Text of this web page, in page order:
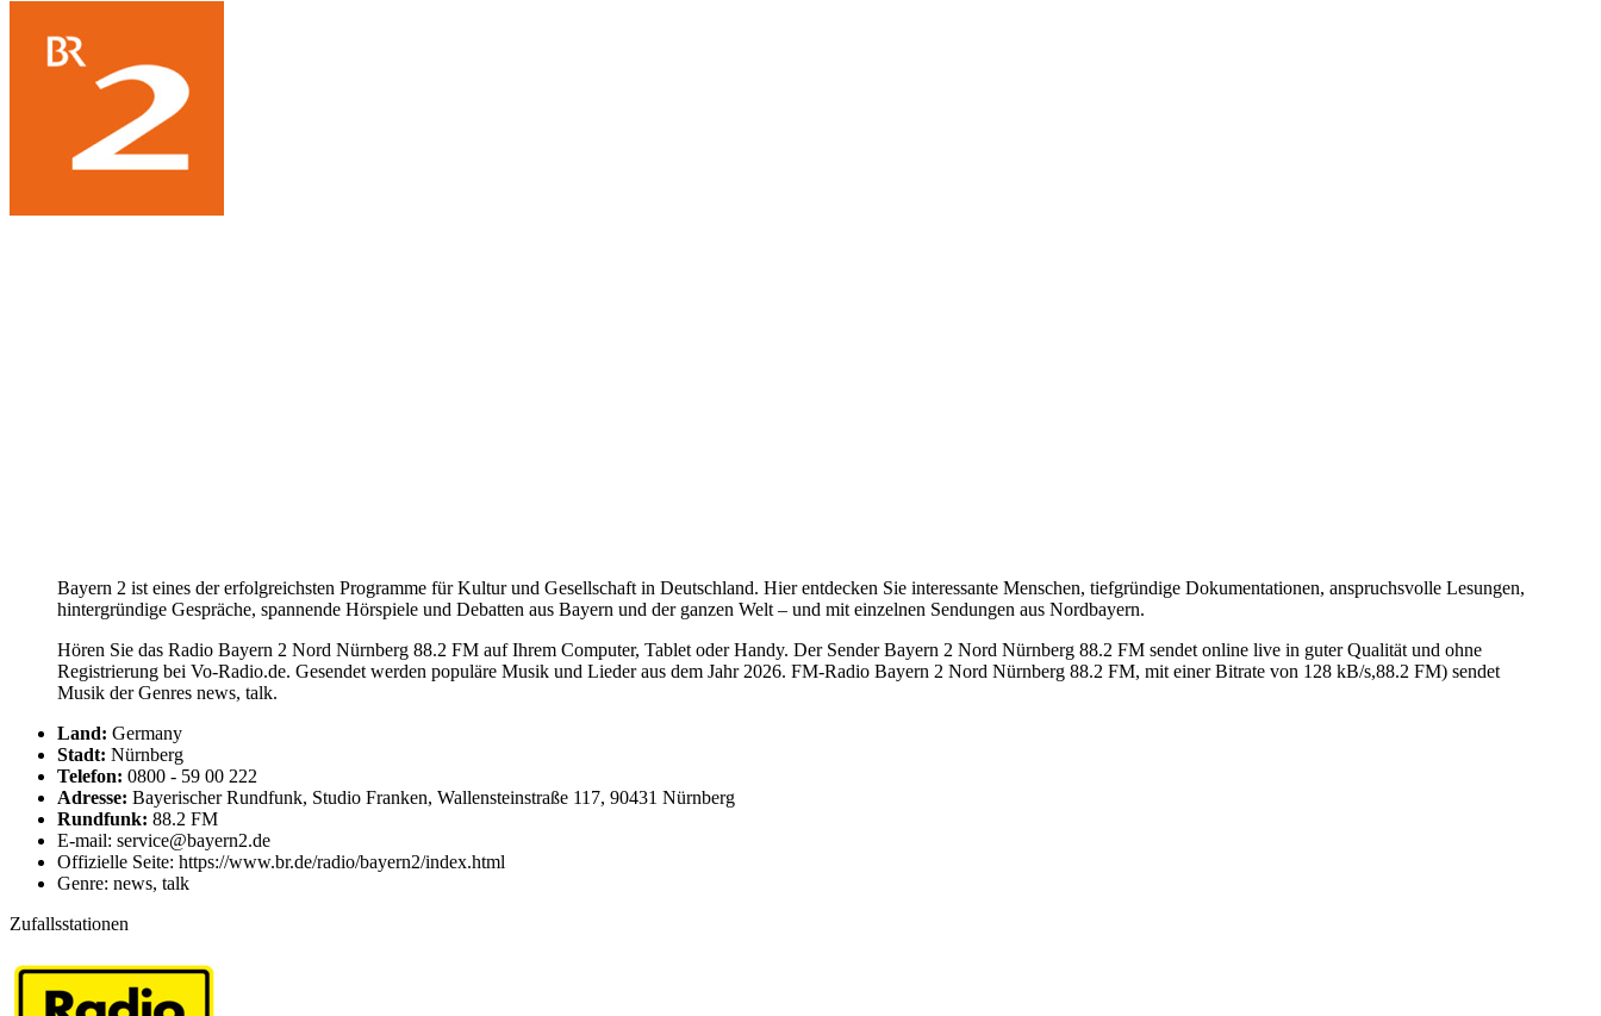
Bayern 2 ist eines der erfolgreichsten Programme für Kultur und Gesellschaft in Deutschland. Hier entdecken Sie interessante Menschen, tiefgründige Dokumentationen, anspruchsvolle Lesungen,
hintergründige Gespräche, spannende Hörspiele und Debatten aus Bayern und der ganzen Welt – und mit einzelnen Sendungen aus Nordbayern.
Hören Sie das Radio Bayern 2 Nord Nürnberg 88.2 FM auf Ihrem Computer, Tablet oder Handy. Der Sender Bayern 2 Nord Nürnberg 88.2 FM sendet online live in guter Qualität und ohne
Registrierung bei Vo-Radio.de. Gesendet werden populäre Musik und Lieder aus dem Jahr 2026. FM-Radio Bayern 2 Nord Nürnberg 88.2 FM, mit einer Bitrate von 128 kB/s,88.2 FM) sendet
Musik der Genres news, talk.
Land: Germany
Stadt: Nürnberg
Telefon: 0800 - 59 00 222
Adresse: Bayerischer Rundfunk, Studio Franken, Wallensteinstraße 117, 90431 Nürnberg
Rundfunk: 88.2 FM
E-mail: service@bayern2.de
Offizielle Seite: https://www.br.de/radio/bayern2/index.html
Genre: news, talk
Zufallsstationen